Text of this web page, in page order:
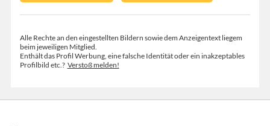
Alle Rechte an den eingestellten Bildern sowie dem Anzeigentext liegem
beim jeweiligen Mitglied.
Enthält das Profil Werbung, eine falsche Identität oder ein inakzeptables
Profilbild etc.? Verstoß melden!